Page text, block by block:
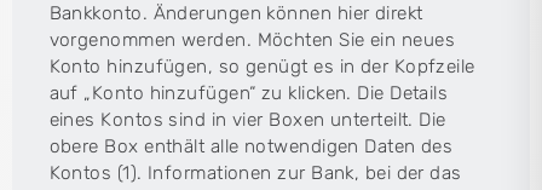
Bankkonto. Änderungen können hier direkt
vorgenommen werden. Möchten Sie ein neues
Konto hinzufügen, so genügt es in der Kopfzeile
auf „Konto hinzufügen“ zu klicken. Die Details
eines Kontos sind in vier Boxen unterteilt. Die
obere Box enthält alle notwendigen Daten des
Kontos (1). Informationen zur Bank, bei der das